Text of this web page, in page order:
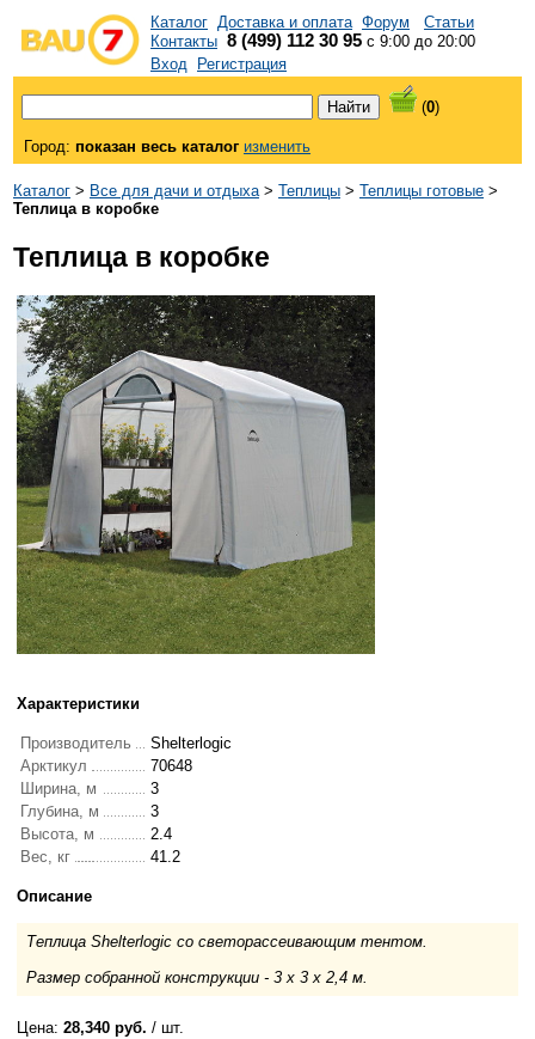
Каталог Доставка и оплата Форум
Статьи
Контакты 8 (499) 112 30 95 с 9:00 до 20:00
Вход
Регистрация
(0)
Город: показан весь каталог изменить
Каталог > Все для дачи и отдыха> Теплицы > Теплицы готовые >
Теплица в коробке
Теплица в коробке
Характеристики
Производитель
Shelterlogic
Арктикул
70648
Ширина, м
3
Глубина, м
3
Высота, м
2.4
Вес, кг
41.2
Описание
Теплица Shelterlogic со светорассеивающим тентом.
Размер собранной конструкции - 3 x 3 x 2,4 м.
Цена: 28,340 руб. / шт.